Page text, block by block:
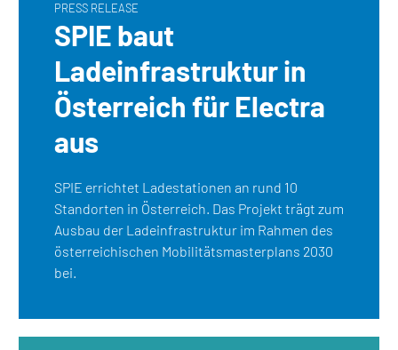
PRESS RELEASE
SPIE baut
Ladeinfrastruktur in
Österreich für Electra
aus
SPIE errichtet Ladestationen an rund 10
Standorten in Österreich. Das Projekt trägt zum
Ausbau der Ladeinfrastruktur im Rahmen des
österreichischen Mobilitätsmasterplans 2030
bei.